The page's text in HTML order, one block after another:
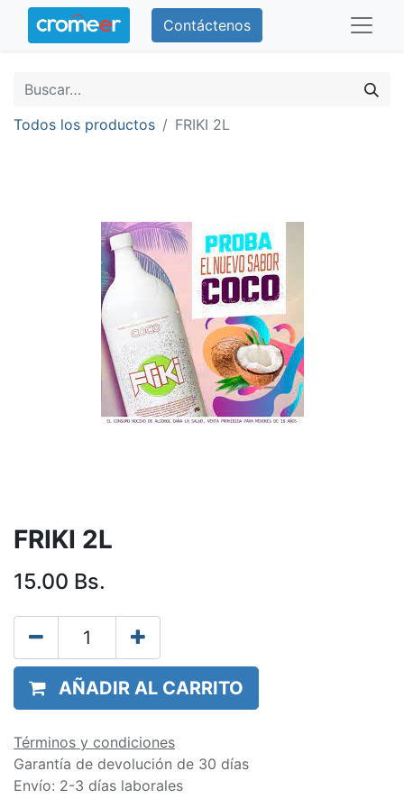
Contáctenos
Todos los productos FRIKI 2L
FRIKI 2L
15.00 Bs.
AÑADIR AL CARRITO
Términos y condiciones
Garantía de devolución de 30 días
Envío: 2-3 días laborales